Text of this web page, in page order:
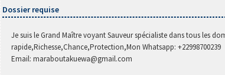
Dossier requise
Je suis le Grand Maître voyant Sauveur spécialiste dans tous les
rapide,Richesse,Chance,Protection,Mon Whatsapp: +22998700239
Email: maraboutakuewa@gmail.com